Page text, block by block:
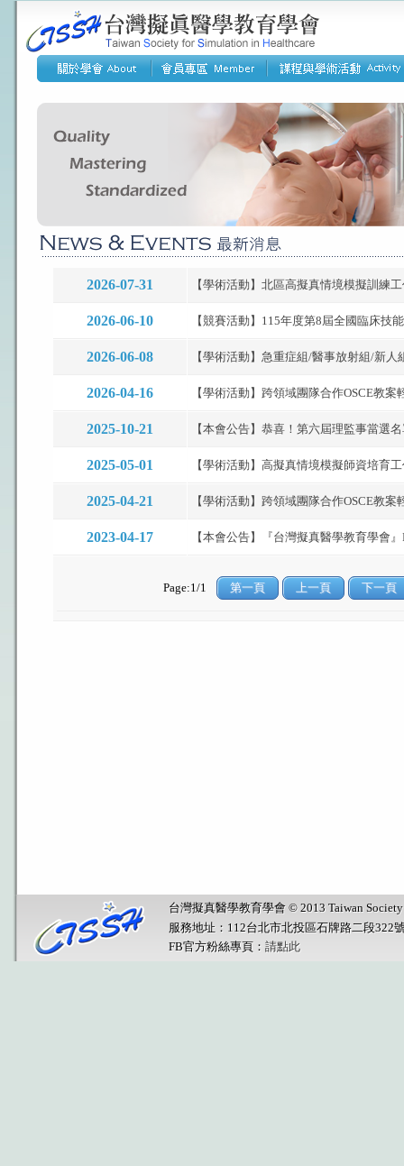
2026-07-31 【學術活動】北區高擬真情境模擬訓練
2026-06-10 【競賽活動】115年度第8屆全國臨床技
2026-06-08 【學術活動】急重症組/醫事放射組/新
2026-04-16 【學術活動】跨領域團隊合作OSCE教
2025-10-21 【本會公告】恭喜！第六屆理監事當選
2025-05-01 【學術活動】高擬真情境模擬師資培育
2025-04-21 【學術活動】跨領域團隊合作OSCE教
2023-04-17 【本會公告】『台灣擬真醫學教育學會
Page:1/1 第一頁 上一頁 下一頁
台灣擬真醫學教育學會 © 2013 Taiwan
服務地址：112台北市北投區石牌路二段322
FB官方粉絲專頁： 請點此